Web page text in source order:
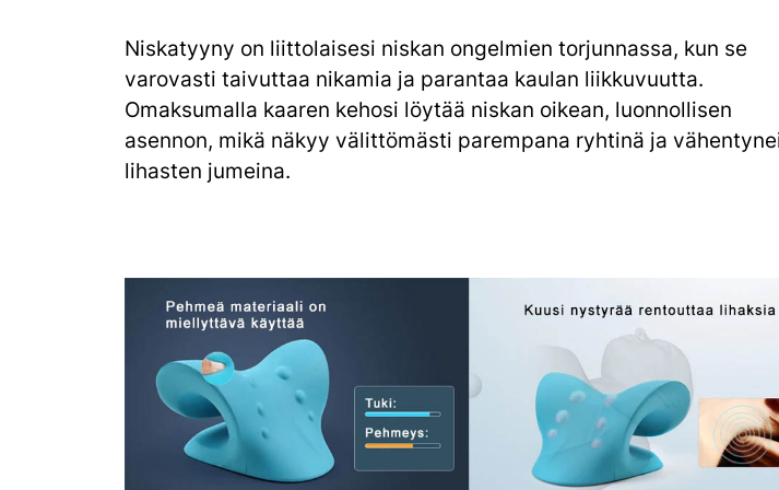
Niskatyyny on liittolaisesi niskan ongelmien torjunnassa, kun se
varovasti taivuttaa nikamia ja parantaa kaulan liikkuvuutta.
Omaksumalla kaaren kehosi löytää niskan oikean, luonnollisen
asennon, mikä näkyy välittömästi parempana ryhtinä ja
lihasten jumeina.